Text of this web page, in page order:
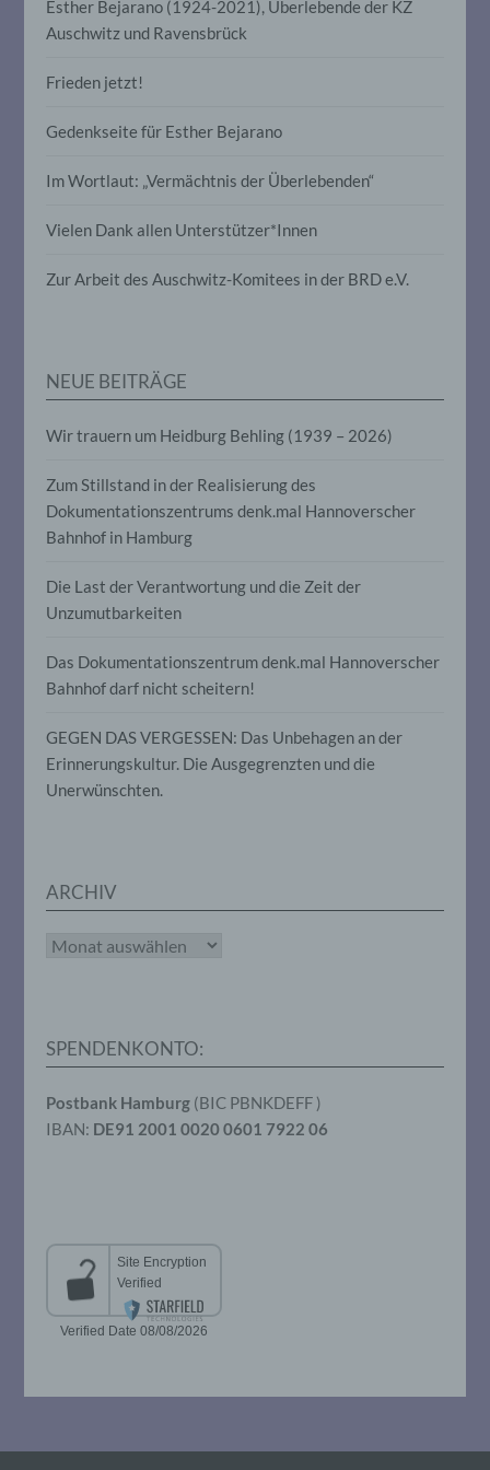
Esther Bejarano (1924-2021), Überlebende der KZ
Auschwitz und Ravensbrück
Frieden jetzt!
Gedenkseite für Esther Bejarano
Im Wortlaut: „Vermächtnis der Überlebenden“
Vielen Dank allen Unterstützer*Innen
Zur Arbeit des Auschwitz-Komitees in der BRD e.V.
NEUE BEITRÄGE
Wir trauern um Heidburg Behling (1939 – 2026)
Zum Stillstand in der Realisierung des
Dokumentationszentrums denk.mal Hannoverscher
Bahnhof in Hamburg
Die Last der Verantwortung und die Zeit der
Unzumutbarkeiten
Das Dokumentationszentrum denk.mal Hannoverscher
Bahnhof darf nicht scheitern!
GEGEN DAS VERGESSEN: Das Unbehagen an der
Erinnerungskultur. Die Ausgegrenzten und die
Unerwünschten.
ARCHIV
Archiv
SPENDENKONTO:
Postbank Hamburg (BIC PBNKDEFF )
IBAN: DE91 2001 0020 0601 7922 06
Verarbeitung personenbezogener Daten,
die darin besteht, dass diese
werden, um bestimmte persönliche
Person beziehen, zu bewerten,
insbesondere, um Aspekte bezüglich
Gesundheit, persönlicher Vorlieben,
Aufenthaltsort oder Ortswechsel dieser
natürlichen Person zu analysieren oder
f) Pseudonymisierung
Pseudonymisierung ist die Verarbeitung
personenbezogener Daten in einer Weise,
ohne Hinzuziehung zusätzlicher
Informationen nicht mehr einer
spezifischen betroffenen Person
zugeordnet werden können, sofern diese
aufbewahrt werden und technischen und
organisatorischen Maßnahmen
identifizierten oder identifizierbaren
natürlichen Person zugewiesen werden.
g) Verantwortlicher oder für die
Verarbeitung Verantwortlicher
oder andere Stelle, die allein oder
gemeinsam mit anderen über die Zwecke
personenbezogenen Daten entscheidet.
beziehungsweise können die bestimmten
Kriterien seiner Benennung nach dem
Mitgliedstaaten vorgesehen werden.
juristische Person, Behörde, Einrichtung
oder andere Stelle, die personenbezogene
Daten im Auftrag des Verantwortlichen
verarbeitet.